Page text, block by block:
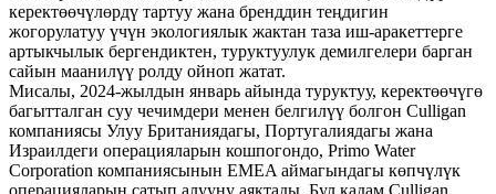
керектөөчүлөрдү тартуу жана бренддин теңдигин
жогорулатуу үчүн экологиялык жактан таза иш-аракеттерге
артыкчылык бергендиктен, туруктуулук демилгелери барган
сайын маанилүү ролду ойноп жатат.
Мисалы, 2024-жылдын январь айында туруктуу, керектөөчүгө
багытталган суу чечимдери менен белгилүү болгон Culligan
компаниясы Улуу Британиядагы, Португалиядагы жана
Израилдеги операцияларын кошпогондо, Primo Water
Corporation компаниясынын EMEA аймагындагы көпчүлүк